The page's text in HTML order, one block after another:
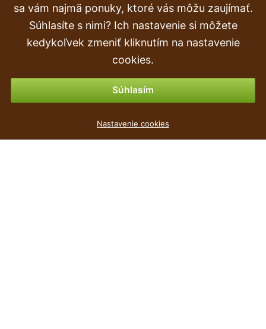
Doprava a doručenie
Objednávka
Vrátenie tovaru & vrátenie peňazí
sa vám najmä ponuky, ktoré vás môžu zaujímať.
Súhlasíte s nimi? Ich nastavenie si môžete
kedykoľvek zmeniť kliknutím na nastavenie
cookies.
Súhlasím
Nastavenie cookies